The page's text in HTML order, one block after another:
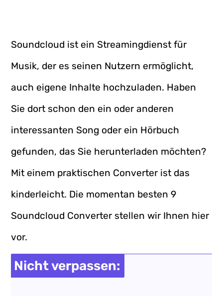
Soundcloud ist ein Streamingdienst für
Musik, der es seinen Nutzern ermöglicht,
auch eigene Inhalte hochzuladen. Haben
Sie dort schon den ein oder anderen
interessanten Song oder ein Hörbuch
gefunden, das Sie herunterladen möchten?
Mit einem praktischen Converter ist das
kinderleicht. Die momentan besten 9
Soundcloud Converter stellen wir Ihnen hier
vor.
Nicht verpassen: